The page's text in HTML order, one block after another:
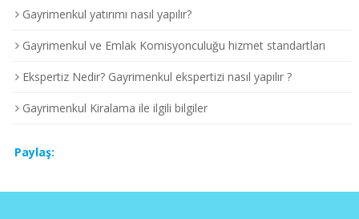
Gayrimenkul yatırımı nasıl yapılır?
Gayrimenkul ve Emlak Komisyonculuğu hizmet standartları
Ekspertiz Nedir? Gayrimenkul ekspertizi nasıl yapılır ?
Gayrimenkul Kiralama ile ilgili bilgiler
Paylaş: